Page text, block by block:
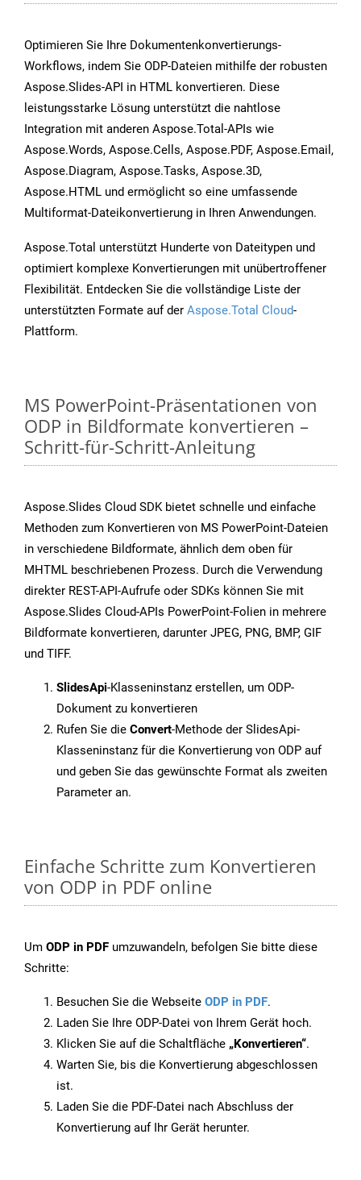
Optimieren Sie Ihre Dokumentenkonvertierungs-
Workflows, indem Sie ODP-Dateien mithilfe der robusten
Aspose.Slides-API in HTML konvertieren. Diese
leistungsstarke Lösung unterstützt die nahtlose
Integration mit anderen Aspose.Total-APIs wie
Aspose.Words, Aspose.Cells, Aspose.PDF, Aspose.Email,
Aspose.Diagram, Aspose.Tasks, Aspose.3D,
Aspose.HTML und ermöglicht so eine umfassende
Multiformat-Dateikonvertierung in Ihren Anwendungen.
Aspose.Total unterstützt Hunderte von Dateitypen und
optimiert komplexe Konvertierungen mit unübertroffener
Flexibilität. Entdecken Sie die vollständige Liste der
unterstützten Formate auf der Aspose.Total Cloud-
Plattform.
MS PowerPoint-Präsentationen von
ODP in Bildformate konvertieren –
Schritt-für-Schritt-Anleitung
Aspose.Slides Cloud SDK bietet schnelle und einfache
Methoden zum Konvertieren von MS PowerPoint-Dateien
in verschiedene Bildformate, ähnlich dem oben für
MHTML beschriebenen Prozess. Durch die Verwendung
direkter REST-API-Aufrufe oder SDKs können Sie mit
Aspose.Slides Cloud-APIs PowerPoint-Folien in mehrere
Bildformate konvertieren, darunter JPEG, PNG, BMP, GIF
und TIFF.
SlidesApi-Klasseninstanz erstellen, um ODP-
Dokument zu konvertieren
Rufen Sie die Convert-Methode der SlidesApi-
Klasseninstanz für die Konvertierung von ODP auf
und geben Sie das gewünschte Format als zweiten
Parameter an.
Einfache Schritte zum Konvertieren
von ODP in PDF online
Um ODP in PDF umzuwandeln, befolgen Sie bitte diese
Schritte:
Besuchen Sie die Webseite ODP in PDF.
Laden Sie Ihre ODP-Datei von Ihrem Gerät hoch.
Klicken Sie auf die Schaltfläche „Konvertieren“.
Warten Sie, bis die Konvertierung abgeschlossen
ist.
Laden Sie die PDF-Datei nach Abschluss der
Konvertierung auf Ihr Gerät herunter.